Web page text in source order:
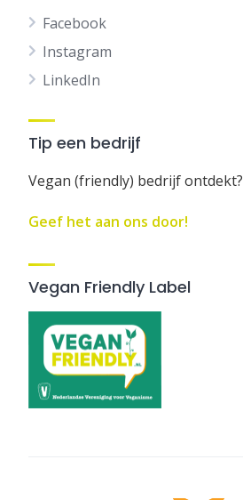
Facebook
Instagram
LinkedIn
Tip een bedrijf
Vegan (friendly) bedrijf ontdekt?
Geef het aan ons door!
Vegan Friendly Label